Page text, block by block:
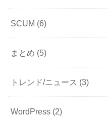
SCUM (6)
まとめ (5)
トレンド/ニュース (3)
WordPress (2)